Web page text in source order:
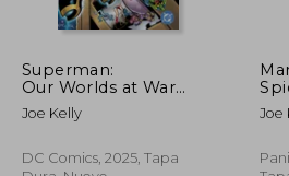
$ 51.51 $
Superman:
Our Worlds at War
Omnibus Vol. 1:
Prelude to War! (en
Joe Kelly
DC Comics, 2025, Tapa
Joe